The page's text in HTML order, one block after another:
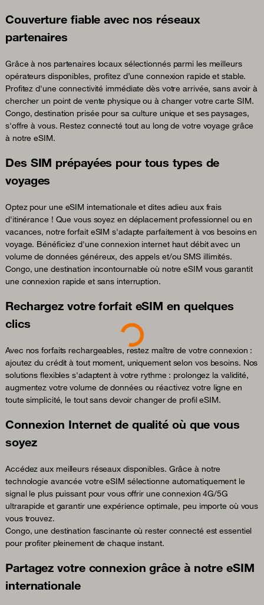
Couverture fiable avec nos réseaux
partenaires
Grâce à nos partenaires locaux sélectionnés parmi les meilleurs
opérateurs disponibles, profitez d’une connexion rapide et stable.
Profitez d'une connectivité immédiate dès votre arrivée, sans avoir à
chercher un point de vente physique ou à changer votre carte SIM.
Congo, destination prisée pour sa culture unique et ses paysages,
s'offre à vous. Restez connecté tout au long de votre voyage grâce
à notre eSIM.
Des SIM prépayées pour tous types de
voyages
Optez pour une eSIM internationale et dites adieu aux frais
d'itinérance ! Que vous soyez en déplacement professionnel ou en
vacances, notre forfait eSIM s'adapte parfaitement à vos besoins en
voyage. Bénéficiez d'une connexion internet haut débit avec un
volume de données généreux, des appels et/ou SMS illimités.
Congo, une destination incontournable où notre eSIM vous garantit
une connexion rapide et sans interruption.
Rechargez votre forfait eSIM en quelques
clics
Avec nos forfaits rechargeables, restez maître de votre connexion :
ajoutez du crédit à tout moment, uniquement selon vos besoins. Nos
solutions flexibles s'adaptent à votre rythme : prolongez la validité,
augmentez votre volume de données ou réactivez votre ligne en
toute simplicité, le tout sans devoir changer de profil eSIM.
Connexion Internet de qualité où que vous
soyez
Accédez aux meilleurs réseaux disponibles. Grâce à notre
technologie avancée votre eSIM sélectionne automatiquement le
signal le plus puissant pour vous offrir une connexion 4G/5G
ultrarapide et garantir une expérience optimale, peu importe où vous
vous trouvez.
Congo, une destination fascinante où rester connecté est essentiel
pour profiter pleinement de chaque instant.
Partagez votre connexion grâce à notre eSIM
internationale
Loading...